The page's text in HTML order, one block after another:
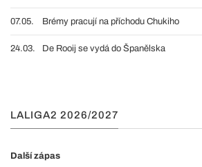
07.05. Brémy pracují na příchodu Chukiho
24.03. De Rooij se vydá do Španělska
LALIGA2 2026/2027
Další zápas